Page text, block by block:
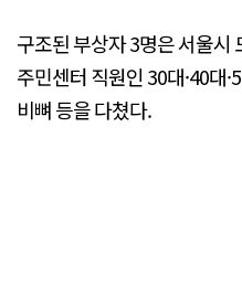
구조된 부상자 3명은 서울
주민센터 직원인 30대·40대
비뼈 등을 다쳤다.